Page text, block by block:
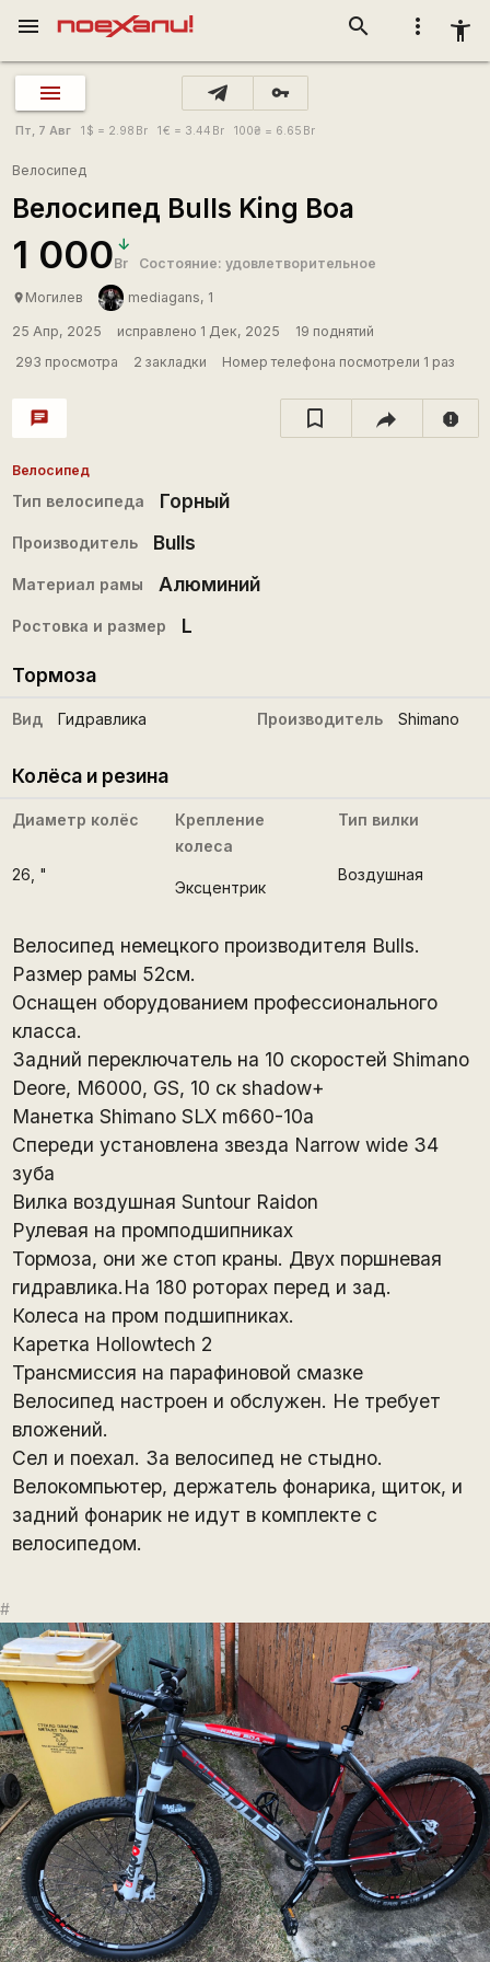
more_vert accessibility_new
search
menu
vpn_key
Пт, 7 Авг 1 $ = 2.98 Br 1€ = 3.44 Br 100₴ = 6.65 Br
Велосипед
Велосипед Bulls King Boa
1 000Br Состояние: удовлетворительное
place Могилев mediagans, 1
25 Апр, 2025 исправлено 1 Дек, 2025
19 поднятий
293 просмотра
2 закладки Номер телефона посмотрели 1 раз
chat report
Велосипед
Тип велосипеда Горный
Производитель Bulls
Материал рамы Алюминий
Ростовка и размер L
Тормоза
Вид Гидравлика Производитель Shimano
Колёса и резина
Диаметр колёс
26 , "
Крепление
колеса
Эксцентрик
Тип вилки
Воздушная
Велосипед немецкого производителя Bulls.
Размер рамы 52см.
Оснащен оборудованием профессионального
класса.
Задний переключатель на 10 скоростей Shimano
Deore, M6000, GS, 10 ск shadow+
Манетка Shimano SLX m660-10a
Спереди установлена звезда Narrow wide 34
зуба
Вилка воздушная Suntour Raidon
Рулевая на промподшипниках
Тормоза, они же стоп краны. Двух поршневая
гидравлика.На 180 роторах перед и зад.
Колеса на пром подшипниках.
Каретка Hollowtech 2
Трансмиссия на парафиновой смазке
Велосипед настроен и обслужен. Не требует
вложений.
Сел и поехал. За велосипед не стыдно.
Велокомпьютер, держатель фонарика, щиток, и
задний фонарик не идут в комплекте с
велосипедом.
#